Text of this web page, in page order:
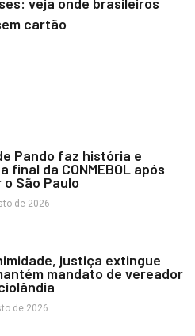
cartão
Pando faz história e
final da CONMEBOL após
São Paulo
de 2026
justiça extingue
mandato de vereador
de 2026